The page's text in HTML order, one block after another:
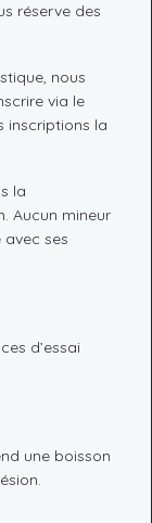
réserve des
nous
via le
inscriptions la
la
Aucun mineur
ses
d’essai
une boisson